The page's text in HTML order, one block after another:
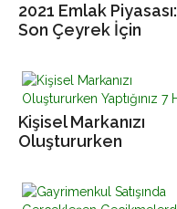
2021 Emlak Piyasası:
Son Çeyrek İçin
Kişisel Markanızı
Oluştururken